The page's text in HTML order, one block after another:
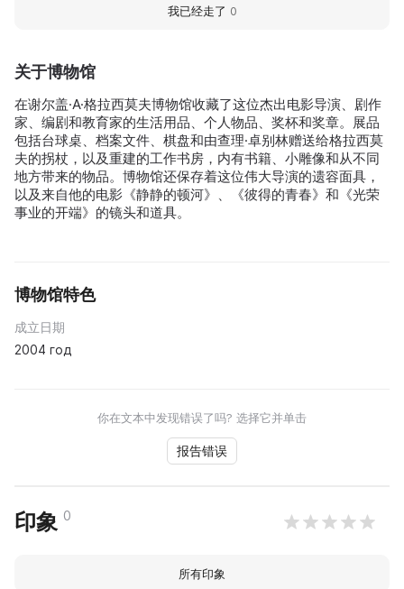
关于博物馆
在谢尔盖·A·格拉西莫夫博物馆收藏了这位杰出电影导演、剧作
家、编剧和教育家的生活用品、个人物品、奖杯和奖章。展品
包括台球桌、档案文件、棋盘和由查理·卓别林赠送给格拉西莫
夫的拐杖，以及重建的工作书房，内有书籍、小雕像和从不同
地方带来的物品。博物馆还保存着这位伟大导演的遗容面具，
以及来自他的电影《静静的顿河》、《彼得的青春》和《光荣
事业的开端》的镜头和道具。
博物馆特色
成立日期
2004 год
你在文本中发现错误了吗? 选择它并单击
报告错误
印象 0
所有印象
我已经走了 0